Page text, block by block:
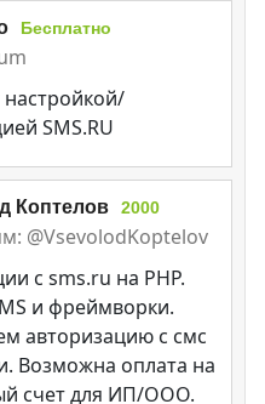
Бесплатно
SMS.RU
Коптелов 2000
@VsevolodKoptelov
c sms.ru на PHP.
и фреймворки.
авторизацию с смс
Возможна оплата на
счет для ИП/ООО.